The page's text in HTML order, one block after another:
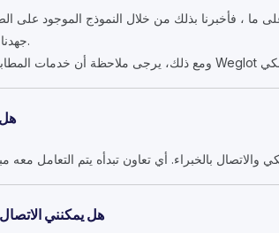
ما ، فأخبرنا بذلك من خلال النموذج الموجود على
جهدنا لكي شخص احتياجاتك.
هل يمكنني